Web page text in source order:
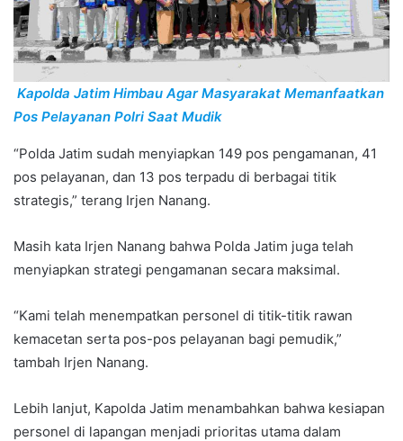
Kapolda Jatim Himbau Agar Masyarakat Memanfaatkan
Pos Pelayanan Polri Saat Mudik
“Polda Jatim sudah menyiapkan 149 pos pengamanan, 41
pos pelayanan, dan 13 pos terpadu di berbagai titik
strategis,” terang Irjen Nanang.
Masih kata Irjen Nanang bahwa Polda Jatim juga telah
menyiapkan strategi pengamanan secara maksimal.
“Kami telah menempatkan personel di titik-titik rawan
kemacetan serta pos-pos pelayanan bagi pemudik,”
tambah Irjen Nanang.
Lebih lanjut, Kapolda Jatim menambahkan bahwa kesiapan
personel di lapangan menjadi prioritas utama dalam